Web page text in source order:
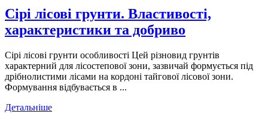
Сірі лісові грунти. Властивості,
характеристики та добриво
Сірі лісові грунти особливості Цей різновид грунтів
характерний для лісостепової зони, зазвичай формується під
дрібнолистими лісами на кордоні тайгової лісової зони.
Формування відбувається в ...
Детальніше